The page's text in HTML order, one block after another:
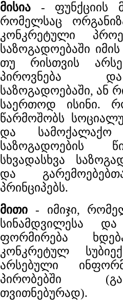
მისია - ფუნქციის
რომელსაც
კონკრეტული
საზოგადოებაში
თუ რისთვის
პიროვნება
საზოგადოებაში, ან
საერთოდ ისინი.
წარმოშობს
და სამოქალაქო
საზოგადოების
სხვადასხვა
და
პრინციპებს.
მითი - იმიჯი,
სინამდვილესა
ფორმირება
კონკრეტულ
არსებული
პირობებში
თვითნებურად).